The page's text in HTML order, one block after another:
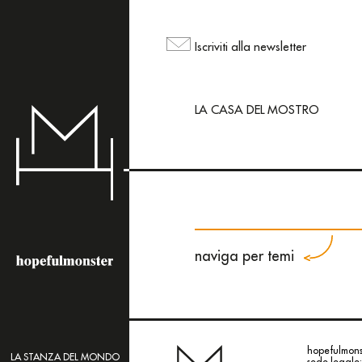
ma puoi
LA STANZA DEL MONDO
Iscriviti alla newsletter
LA CASA DEL MOSTRO
naviga per temi